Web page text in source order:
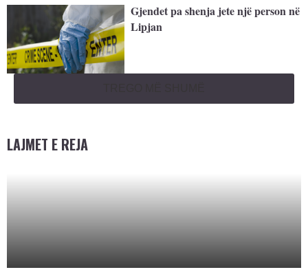
Gjendet pa shenja jete një person në
Lipjan
LAJMET E REJA